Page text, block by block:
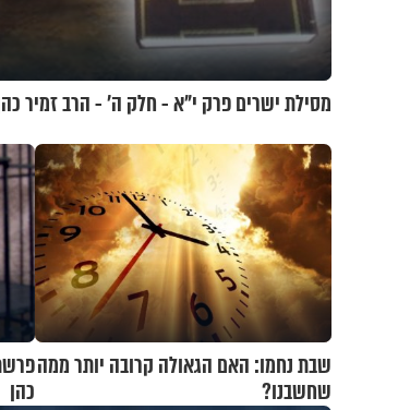
מסילת ישרים פרק י"א - חלק ה’ - הרב זמיר
שבת נחמו: האם הגאולה קרובה יותר ממה
שחשבנו?
כהן